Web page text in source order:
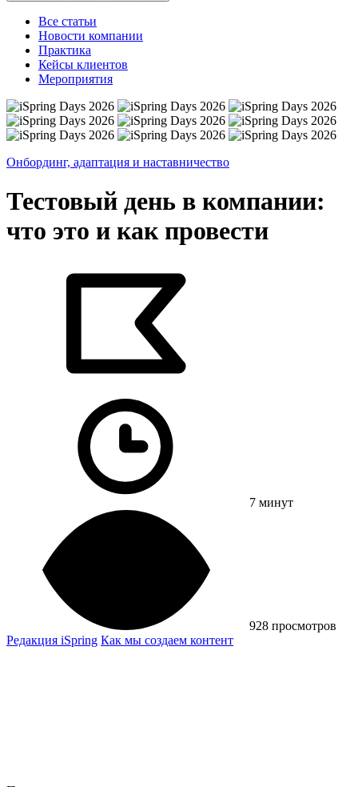
Все статьи
Новости компании
Практика
Кейсы клиентов
Мероприятия
Онбординг, адаптация и наставничество
Тестовый день в компании:
что это и как провести
7 минут
928 просмотров
Редакция iSpring Как мы создаем контент